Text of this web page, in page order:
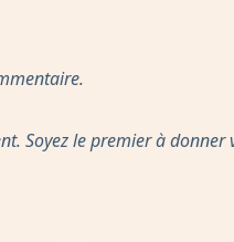
Soyez le premier à donner